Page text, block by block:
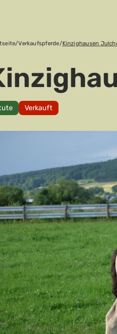
/Verkaufspferde/Kinzighausen
Verkauft